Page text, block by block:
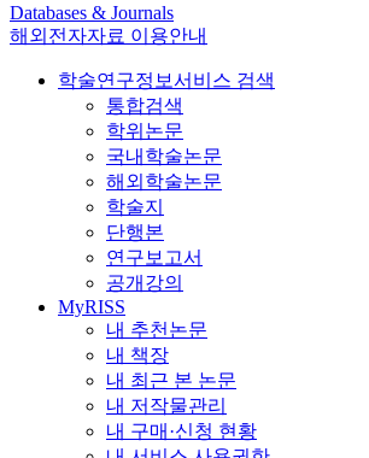
Databases & Journals
해외전자자료 이용안내
학술연구정보서비스 검색
통합검색
학위논문
국내학술논문
해외학술논문
학술지
단행본
연구보고서
공개강의
MyRISS
내 추천논문
내 책장
내 최근 본 논문
내 저작물관리
내 구매·신청 현황